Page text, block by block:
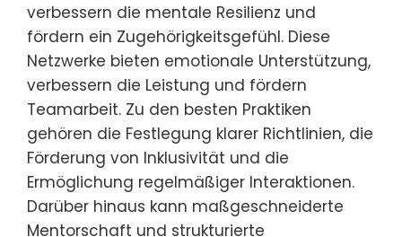
verbessern die mentale Resilienz und
fördern ein Zugehörigkeitsgefühl. Diese
Netzwerke bieten emotionale Unterstützung,
verbessern die Leistung und fördern
Teamarbeit. Zu den besten Praktiken
gehören die Festlegung klarer Richtlinien, die
Förderung von Inklusivität und die
Ermöglichung regelmäßiger Interaktionen.
Darüber hinaus kann maßgeschneiderte
Mentorschaft und strukturierte